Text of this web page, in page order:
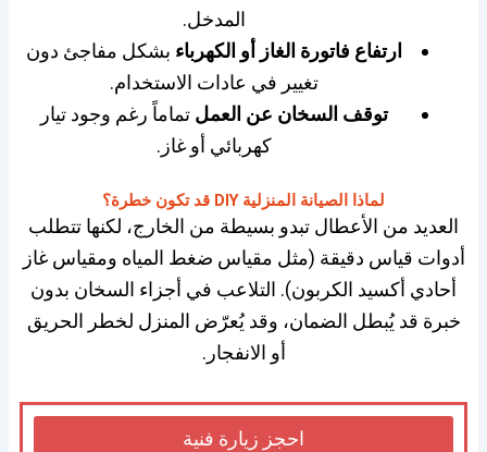
المدخل.
ارتفاع فاتورة الغاز أو الكهرباء بشكل مفاجئ دون
تغيير في عادات الاستخدام.
توقف السخان عن العمل تماماً رغم وجود تيار
كهربائي أو غاز.
لماذا الصيانة المنزلية DIY قد تكون خطرة؟
العديد من الأعطال تبدو بسيطة من الخارج، لكنها تتطلب
أدوات قياس دقيقة (مثل مقياس ضغط المياه ومقياس غاز
أحادي أكسيد الكربون). التلاعب في أجزاء السخان بدون
خبرة قد يُبطل الضمان، وقد يُعرّض المنزل لخطر الحريق
أو الانفجار.
احجز زيارة فنية